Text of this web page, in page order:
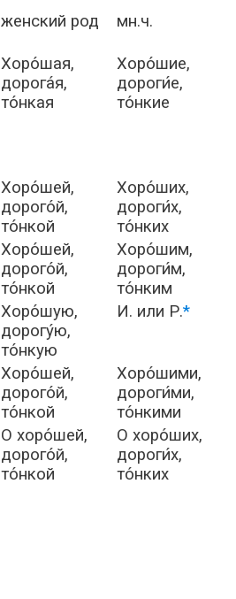
женский род мн.ч.
Хоро́шая,
дорога́я,
то́нкая
Хоро́шие,
дороги́е,
то́нкие
Хоро́шей,
дорого́й,
то́нкой
Хоро́ших,
дороги́х,
то́нких
Хоро́шей,
дорого́й,
то́нкой
Хоро́шим,
дороги́м,
то́нким
Хоро́шую,
дорогу́ю,
то́нкую
И. или Р.*
Хоро́шей,
дорого́й,
то́нкой
Хоро́шими,
дороги́ми,
то́нкими
О хоро́шей,
дорого́й,
то́нкой
О хоро́ших,
дороги́х,
то́нких